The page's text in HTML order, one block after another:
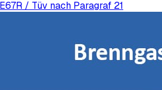
/ Tüv nach Paragraf 21